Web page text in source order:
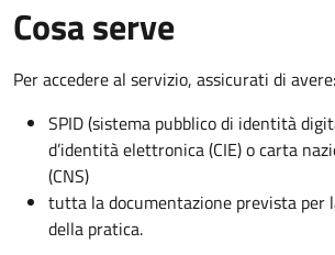
Cosa serve
Per accedere al servizio, assicurati di avere:
SPID (sistema pubblico di identità
d’identità elettronica (CIE) o carta
(CNS)
tutta la documentazione prevista per
della pratica.